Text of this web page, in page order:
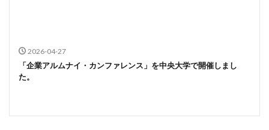
2026-04-27
「企業アルムナイ・カンファレンス」を中央大学で開催しまし
た。